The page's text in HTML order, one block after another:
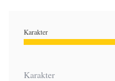
Karakter
Karakter